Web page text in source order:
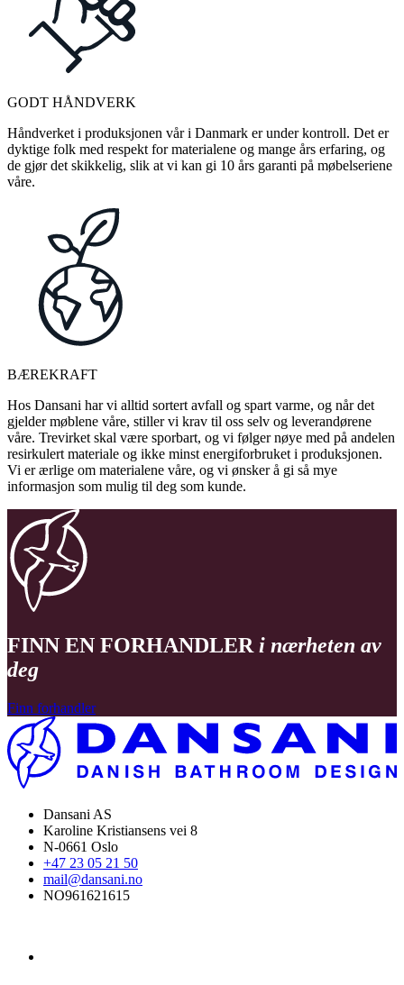
GODT HÅNDVERK
Håndverket i produksjonen vår i Danmark er under kontroll. Det er
dyktige folk med respekt for materialene og mange års erfaring, og
de gjør det skikkelig, slik at vi kan gi 10 års garanti på møbelseriene
våre.
BÆREKRAFT
Hos Dansani har vi alltid sortert avfall og spart varme, og når det
gjelder møblene våre, stiller vi krav til oss selv og leverandørene
våre. Trevirket skal være sporbart, og vi følger nøye med på andelen
resirkulert materiale og ikke minst energiforbruket i produksjonen.
Vi er ærlige om materialene våre, og vi ønsker å gi så mye
informasjon som mulig til deg som kunde.
FINN EN FORHANDLER i nærheten av
deg
Finn forhandler
Dansani AS
Karoline Kristiansens vei 8
N-0661 Oslo
+47 23 05 21 50
mail@dansani.no
NO961621615